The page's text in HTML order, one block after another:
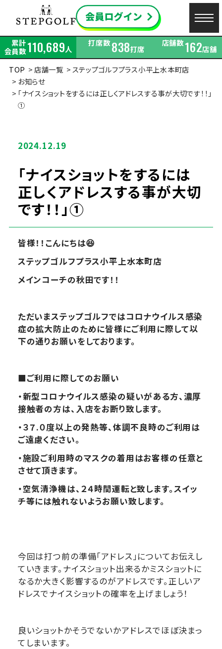
累計
会員数110,689人
打席数838打席
店舗数162店舗
TOP
店舗一覧
ステップゴルフプラス小平上水本町店
お知らせ
「ナイスショットをするには正しくアドレスする事が大切です！！」
①
2024.12.19
「ナイスショットをするには
正しくアドレスする事が大切
です！！」①
皆様！！こんにちは😆
ステップゴルフプラス小平上水本町店
メインコーチの秋田です！！
ただいまステップゴルフではコロナウイルス感染
症の拡大防止のために皆様にご利用に際して以
下の通りお願いをしております。
■ご利用に際してのお願い
・新型コロナウイルス感染の疑いがある方、濃厚
接触者の方は、入店をお断り致します。
・３７.０度以上の発熱等、体調不良時のご利用は
ご遠慮ください。
・施設ご利用時のマスクの着用はお客様の任意と
させて頂きます。
・空気清浄機は、２４時間運転と致します。スイッ
チ等には触れないようお願い致します。
今回は打つ前の準備「アドレス」についてお伝えし
ていきます。ナイスショット出来るかミスショットに
なるか大きく影響するのがアドレスです。正しいア
ドレスでナイスショットの確率を上げましょう！
良いショットかそうでないかアドレスでほぼ決まっ
てしまいます。